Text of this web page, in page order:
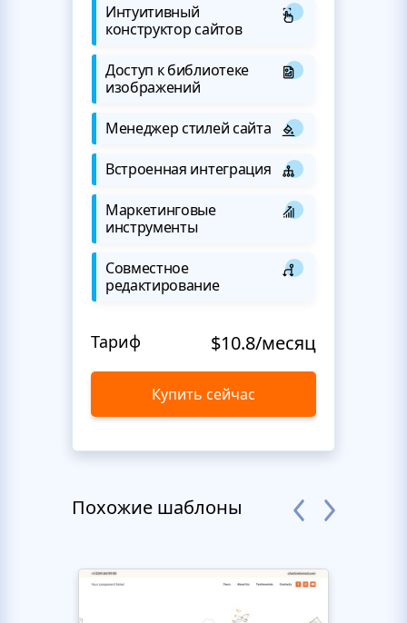
Интуитивный
конструктор сайтов
Доступ к библиотеке
изображений
Менеджер стилей сайта
Встроенная интеграция
Маркетинговые
инструменты
Совместное
редактирование
Тариф $10.8/месяц
Купить сейчас
Похожие шаблоны